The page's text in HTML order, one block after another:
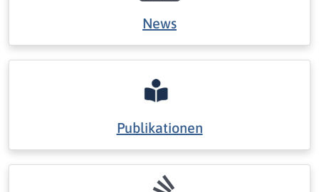
News
Publikationen